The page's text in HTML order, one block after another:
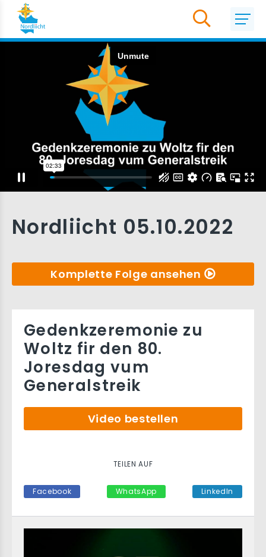
Nordliicht 05.10.2022
Komplette Folge ansehen
Gedenkzeremonie zu
Woltz fir den 80.
Joresdag vum
Generalstreik
Video bestellen
TEILEN AUF
Facebook WhatsApp LinkedIn